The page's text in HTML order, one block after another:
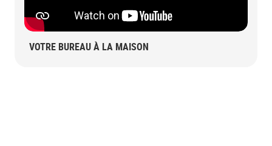
VOTRE BUREAU À LA MAISON